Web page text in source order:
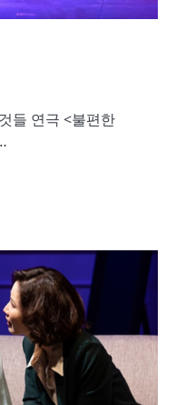
들 연극 <불편한